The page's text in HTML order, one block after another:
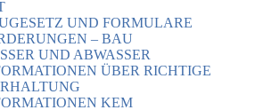
UND FORMULARE
– BAU
UND ABWASSER
ÜBER RICHTIGE
KEM